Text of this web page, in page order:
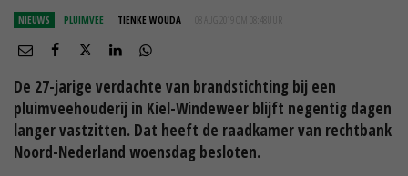
NIEUWS PLUIMVEE TIENKE WOUDA 08 AUG 2019 OM 08:48
De 27-jarige verdachte van brandstichting bij een
pluimveehouderij in Kiel-Windeweer blijft negentig dagen
langer vastzitten. Dat heeft de raadkamer van rechtbank
Noord-Nederland woensdag besloten.